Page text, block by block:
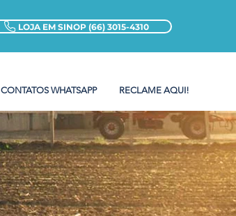
LOJA EM SINOP (66) 3015-4310
CONTATOS WHATSAPP RECLAME AQUI!